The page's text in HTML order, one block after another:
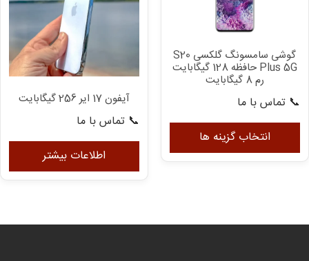
محصول
گوشی سامسونگ گلکسی S20
Plus 5G حافظه 128 گیگابایت
رم 8 گیگابایت
📞 تماس با ما
انتخاب گزینه ها
این
دارای
آیفون 17 ایر 256 گیگابایت
📞 تماس با ما
اطلاعات بیشتر